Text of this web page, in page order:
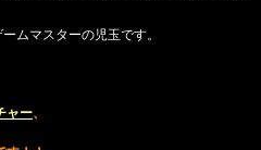
ムマスターの児玉です。
ャー、